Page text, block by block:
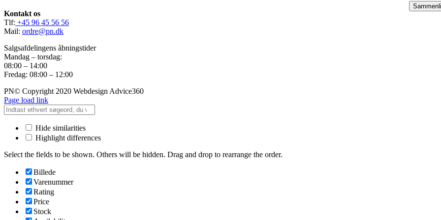
Kontakt os
Tlf: +45 96 45 56 56
Mail: ordre@pn.dk
Salgsafdelingens åbningstider
Mandag – torsdag:
08:00 – 14:00
Fredag: 08:00 – 12:00
PN© Copyright 2020 Webdesign Advice360
Page load link
Hide similarities
Highlight differences
Select the fields to be shown. Others will be hidden. Drag and drop to rearrange the order.
Billede
Varenummer
Rating
Price
Stock